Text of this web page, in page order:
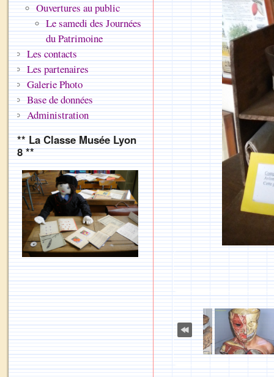
Ouvertures au public
Le samedi des Journées
du Patrimoine
Les contacts
Les partenaires
Galerie Photo
Base de données
Administration
** La Classe Musée Lyon
8 **